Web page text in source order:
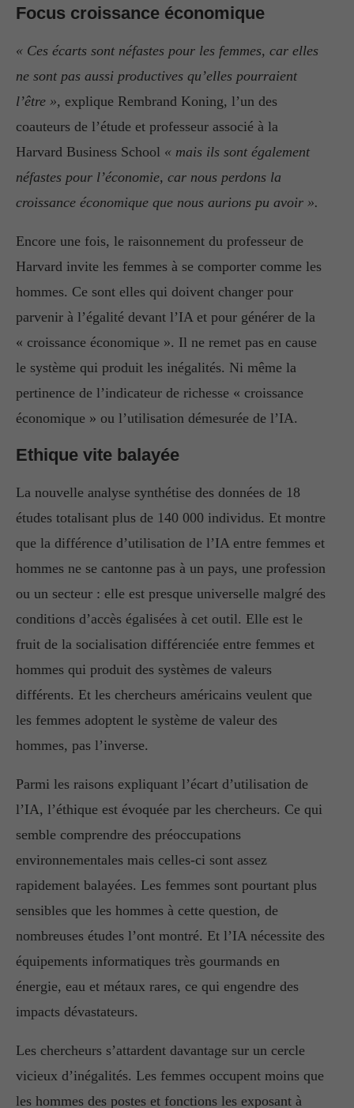
Focus croissance économique
« Ces écarts sont néfastes pour les femmes, car elles
ne sont pas aussi productives qu’elles pourraient
l’être », explique Rembrand Koning, l’un des
coauteurs de l’étude et professeur associé à la
Harvard Business School « mais ils sont également
néfastes pour l’économie, car nous perdons la
croissance économique que nous aurions pu avoir ».
Encore une fois, le raisonnement du professeur de
Harvard invite les femmes à se comporter comme les
hommes. Ce sont elles qui doivent changer pour
parvenir à l’égalité devant l’IA et pour générer de la
« croissance économique ». Il ne remet pas en cause
le système qui produit les inégalités. Ni même la
pertinence de l’indicateur de richesse « croissance
économique » ou l’utilisation démesurée de l’IA.
Ethique vite balayée
La nouvelle analyse synthétise des données de 18
études totalisant plus de 140 000 individus. Et montre
que la différence d’utilisation de l’IA entre femmes et
hommes ne se cantonne pas à un pays, une profession
ou un secteur : elle est presque universelle malgré des
conditions d’accès égalisées à cet outil. Elle est le
fruit de la socialisation différenciée entre femmes et
hommes qui produit des systèmes de valeurs
différents. Et les chercheurs américains veulent que
les femmes adoptent le système de valeur des
hommes, pas l’inverse.
Parmi les raisons expliquant l’écart d’utilisation de
l’IA, l’éthique est évoquée par les chercheurs. Ce qui
semble comprendre des préoccupations
environnementales mais celles-ci sont assez
rapidement balayées. Les femmes sont pourtant plus
sensibles que les hommes à cette question, de
nombreuses études l’ont montré. Et l’IA nécessite des
équipements informatiques très gourmands en
énergie, eau et métaux rares, ce qui engendre des
impacts dévastateurs.
Les chercheurs s’attardent davantage sur un cercle
vicieux d’inégalités. Les femmes occupent moins que
les hommes des postes et fonctions les exposant à